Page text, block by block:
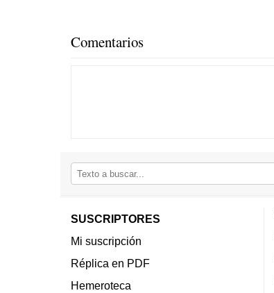
Comentarios
SUSCRIPTORES
Mi suscripción
Réplica en PDF
Hemeroteca